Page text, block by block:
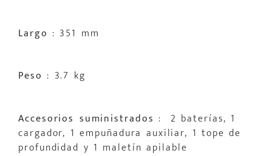
Largo : 351 mm
Peso : 3.7 kg
Accesorios suministrados : 2 baterías, 1
cargador, 1 empuñadura auxiliar, 1 tope de
profundidad y 1 maletín apilable